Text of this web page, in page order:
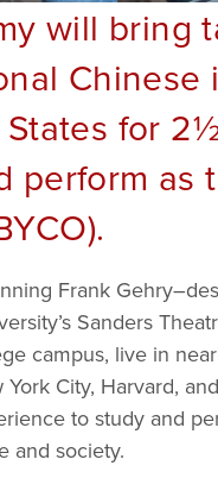
will bring
Chinese
for
perform as
Frank
Sanders
campus, live in
City, Harvard,
to study and
and society.